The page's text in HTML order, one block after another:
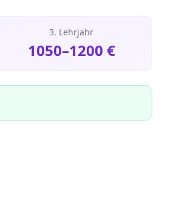
3. Lehrjahr
1050–1200 €